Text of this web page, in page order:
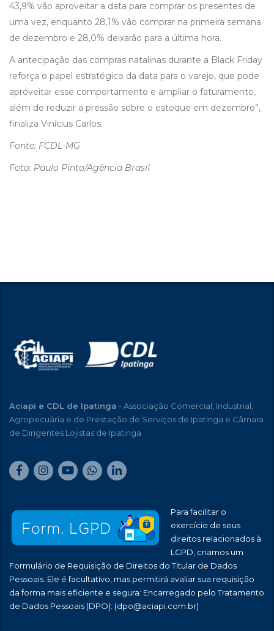
43,9% vão aproveitar a data para comprar os presentes de
uma vez, enquanto 28,1% vão comprar na primeira semana
de dezembro e 28,0% deixarão para a última hora.
A antecipação das compras natalinas durante a Black Friday
reforça o papel estratégico da data para o varejo, que pode
aproveitar esse comportamento e ampliar o faturamento,
além de reduzir a pressão sobre o estoque em dezembro”,
finaliza Vinícius Carlos.
Fonte: FCDL-MG
Foto: Paulo Pinto/Agência Brasil
Aciapi e CDL de Ipatinga - Associação Comercial, Industrial,
Agropecuária e de Prestação de Serviços de Ipatinga e Câmara
de Dirigentes Lojistas de Ipatinga
Para facilitar o
exercício de seus
direitos relacionados à
LGPD, criamos um
Formulário de Requisição de Direitos do Titular de Dados
Pessoais. Ele é facultativo, mas permitirá avaliar sua requisição
da forma mais eficiente e segura: Encarregado pelo Tratamento
de Dados Pessoais (DPO): (dpo@aciapi.com.br)